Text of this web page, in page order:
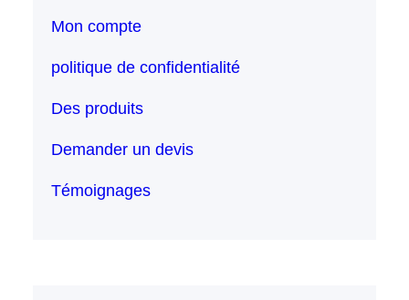
Mon compte
politique de confidentialité
Des produits
Demander un devis
Témoignages